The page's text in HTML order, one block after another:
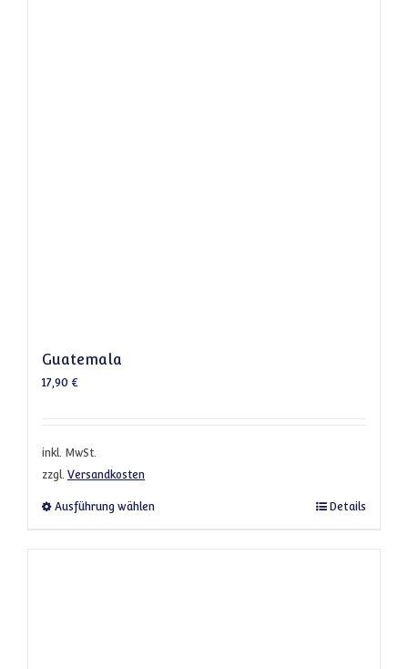
Guatemala
17,90 €
inkl. MwSt.
zzgl. Versandkosten
Ausführung wählen Dieses Produkt weist mehrere Varianten
Details